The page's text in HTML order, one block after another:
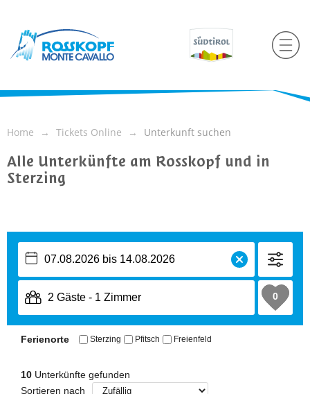
Home Tickets Online Unterkunft suchen
Alle Unterkünfte am Rosskopf und in
Sterzing